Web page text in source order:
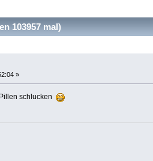
103957 mal)
»
schlucken